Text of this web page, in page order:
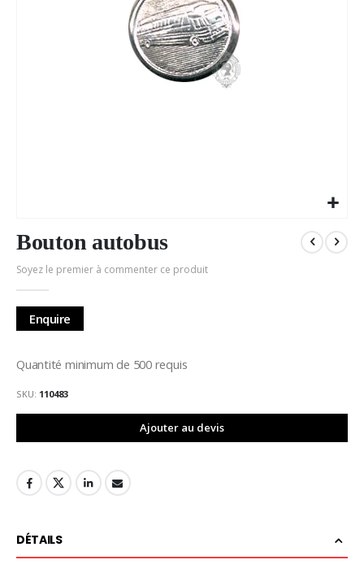
au
début
de
la
Galerie
d’images
Bouton autobus
Soyez le premier à commenter ce produit
Enquire
Quantité minimum de 500 requis
SKU 110483
Ajouter au devis
DÉTAILS